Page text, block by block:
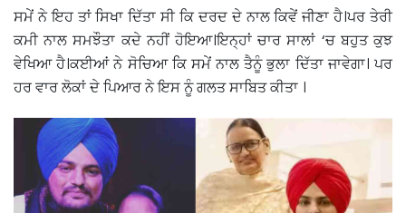
ਸਮੇਂ ਨੇ ਇਹ ਤਾਂ ਸਿਖਾ ਦਿੱਤਾ ਸੀ ਕਿ ਦਰਦ ਦੇ ਨਾਲ ਕਿਵੇਂ ਜੀਣਾ ਹੈ।ਪਰ ਤੇਰੀ
ਕਮੀ ਨਾਲ ਸਮਝੌਤਾ ਕਦੇ ਨਹੀਂ ਹੋਇਆ।ਇਨ੍ਹਾਂ ਚਾਰ ਸਾਲਾਂ ‘ਚ ਬਹੁਤ ਕੁਝ
ਵੇਖਿਆ ਹੈ।ਕਈਆਂ ਨੇ ਸੋਚਿਆ ਕਿ ਸਮੇਂ ਨਾਲ ਤੈਨੂੰ ਭੁਲਾ ਦਿੱਤਾ ਜਾਵੇਗਾ। ਪਰ
ਹਰ ਵਾਰ ਲੋਕਾਂ ਦੇ ਪਿਆਰ ਨੇ ਇਸ ਨੂੰ ਗਲਤ ਸਾਬਿਤ ਕੀਤਾ ।